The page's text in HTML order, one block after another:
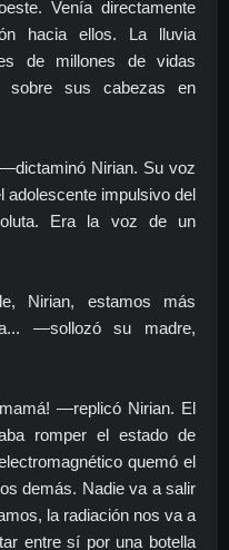
Venía directamente
hacia ellos. La lluvia
de millones de vidas
sobre sus cabezas en
Nirian. Su voz
adolescente impulsivo del
Era la voz de un
Nirian, estamos más
—sollozó su madre,
—replicó Nirian. El
romper el estado de
quemó el
demás. Nadie va a salir
la radiación nos va a
entre sí por una botella